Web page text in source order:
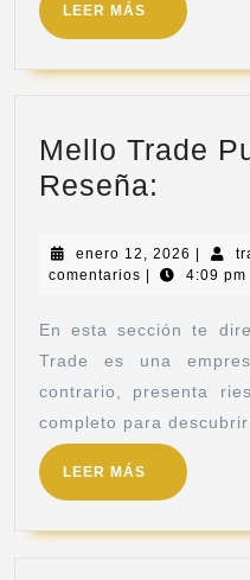
LEER MÁS
Mello Trade
Reseña:
enero 12, 2026
comentarios
4:09 pm
En esta sección te
Trade es una
contrario, presenta
completo para
LEER MÁS